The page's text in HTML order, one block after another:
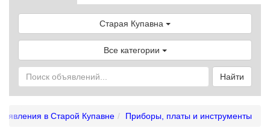
Старая Купавна
Все категории
Найти
в Старой Купавне Приборы, платы и инструменты